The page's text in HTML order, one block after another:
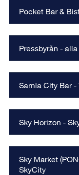
Pocket Bar &
Pressbyrån -
Samla City Bar -
Sky Horizon -
Sky Market
SkyCity